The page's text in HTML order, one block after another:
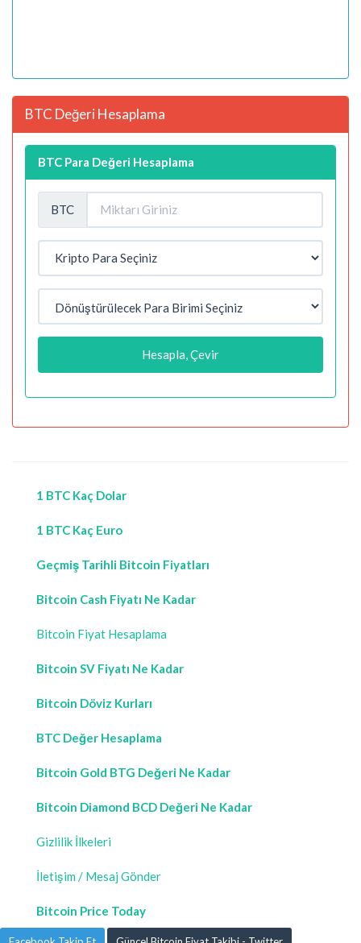
BTC Değeri Hesaplama
BTC Para Değeri Hesaplama
BTC
Hesapla, Çevir
1 BTC Kaç Dolar
1 BTC Kaç Euro
Geçmiş Tarihli Bitcoin Fiyatları
Bitcoin Cash Fiyatı Ne Kadar
Bitcoin Fiyat Hesaplama
Bitcoin SV Fiyatı Ne Kadar
Bitcoin Döviz Kurları
BTC Değer Hesaplama
Bitcoin Gold BTG Değeri Ne Kadar
Bitcoin Diamond BCD Değeri Ne Kadar
Gizlilik İlkeleri
İletişim / Mesaj Gönder
Bitcoin Price Today